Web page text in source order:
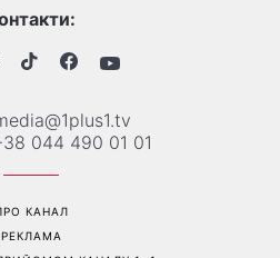
«Це був сюрприз»: Соломія
дізналася про вагітність та
якою була реакція чоловіка